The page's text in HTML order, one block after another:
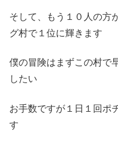
そして、もう１０人の方
グ村で１位に輝きます
僕の冒険はまずこの村で
したい
お手数ですが１日１回ポ
す